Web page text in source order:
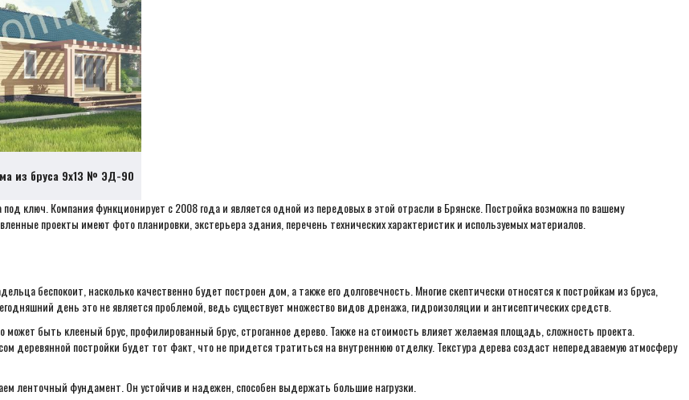
из бруса 9х13 № ЭД-90
ключ. Компания функционирует с 2008 года и является одной из передовых в этой отрасли в Брянске. Постройка возможна по вашему
проекты имеют фото планировки, экстерьера здания, перечень технических характеристик и используемых материалов.
беспокоит, насколько качественно будет построен дом, а также его долговечность. Многие скептически относятся к постройкам из бруса,
день это не является проблемой, ведь существует множество видов дренажа, гидроизоляции и антисептических средств.
быть клееный брус, профилированный брус, строганное дерево. Также на стоимость влияет желаемая площадь, сложность проекта.
постройки будет тот факт, что не придется тратиться на внутреннюю отделку. Текстура дерева создаст непередаваемую атмосферу
ленточный фундамент. Он устойчив и надежен, способен выдержать большие нагрузки.